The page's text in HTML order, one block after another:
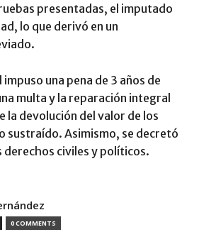
presentadas, el imputado
lo que derivó en un
una pena de 3 años de
multa y la reparación integral
la devolución del valor de los
sustraído. Asimismo, se decretó
derechos civiles y políticos.
0 COMMENTS